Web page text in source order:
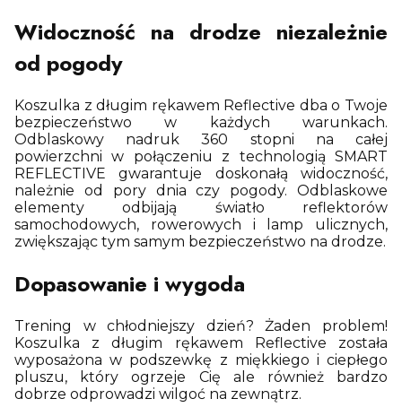
Widoczność na drodze niezależnie
od pogody
Koszulka z długim rękawem Reflective dba o Twoje
bezpieczeństwo w każdych warunkach.
Odblaskowy nadruk 360 stopni na całej
powierzchni w połączeniu z technologią SMART
REFLECTIVE gwarantuje doskonałą widoczność,
należnie od pory dnia czy pogody. Odblaskowe
elementy odbijają światło reflektorów
samochodowych, rowerowych i lamp ulicznych,
zwiększając tym samym bezpieczeństwo na drodze.
Dopasowanie i wygoda
Trening w chłodniejszy dzień? Żaden problem!
Koszulka z długim rękawem Reflective została
wyposażona w podszewkę z miękkiego i ciepłego
pluszu, który ogrzeje Cię ale również bardzo
dobrze odprowadzi wilgoć na zewnątrz.